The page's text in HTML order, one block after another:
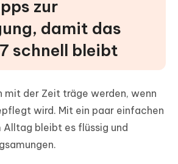
zur
damit das
schnell bleibt
mit der Zeit träge werden, wenn
wird. Mit ein paar einfachen
bleibt es flüssig und